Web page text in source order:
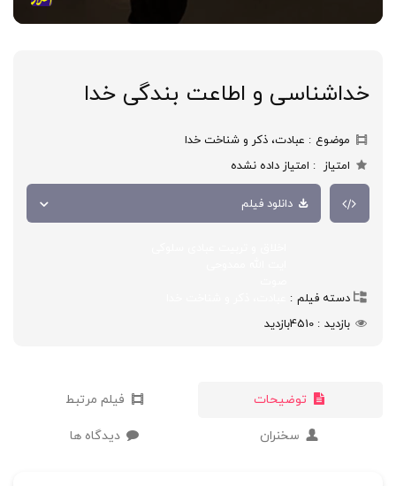
خداشناسی و اطاعت بندگی خدا
موضوع
عبادت، ذکر و شناخت خدا
امتیاز
امتیاز داده نشده
دانلود فیلم
دسته فیلم
بازدید
4510بازدید
توضیحات فیلم مرتبط
سخنران دیدگاه ها